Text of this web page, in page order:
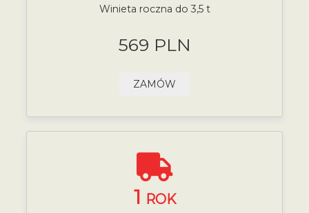
Winieta roczna do 3,5 t
569 PLN
ZAMÓW
1 ROK